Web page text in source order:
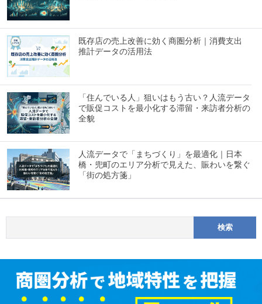
既存店の売上改善に効く商圏分析｜消費支出
推計データの活用法
「住んでいる人」狙いはもう古い？人流データ
で販促コストを最小化する滞留・来訪者分析の
全貌
人流データで「まちづくり」を最適化｜日本
橋・兜町のエリア分析で見えた、賑わいを繋ぐ
「街の処方箋」